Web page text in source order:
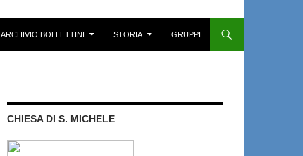
ARCHIVIO BOLLETTINI STORIA GRUPPI
CHIESA DI S. MICHELE